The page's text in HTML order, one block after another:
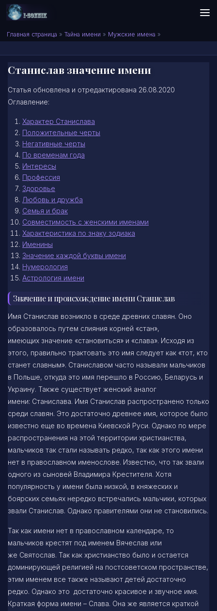
Skip to content
Сонник I-SONNIK.COM
Главная страница » Тайна имени » Мужские имена »
Станислав значение имени
Статья обновлена и отредактирована 26.08.2020
Оглавление:
Характер Станислава
Положительные черты
Негативные черты
По временам года
Интересы
Профессия
Здоровье
Любовь и дружба
Семья и брак
Совместимость с женскими именами
Характеристика по знаку зодиака
Именины
Значение каждой буквы имени
Нумерология
Астрология имени
Значение и происхождение имени Станислав
Имя Станислав возникло в среде древних славян. Оно
образовалось путем слияния корней «стан»,
имеющих значение «становиться» и «слава». Исходя из
этого, правильно трактовать это имя следует как «тот, кто
станет славным». Станиславом часто называли мальчиков
в Польше, откуда это имя перешло в Россию, Беларусь и
Украину. Также существует женский аналог
имени: Станислава. Имя Станислав распространено только
среди славян. Это достаточно древнее имя, которое было
известно еще во времена Киевской Руси. Однако по мере
распространения на этой территории христианства,
мальчиков так стали называть редко, так как этого имени
нет в православном именослове. Известно, что так звали
одного из сыновей Владимира Крестителя. Хотя
популярность у имени была низкой, в княжеских и
боярских семьях нередко встречались мальчики, которых
звали Станислав. Однако правителями они не становились.
Так как имени нет в православном календаре, то
мальчиков крестят под именем Вячеслав или
же Святослав. Так как христианство было и остается
доминирующей религией на постсоветском пространстве,
этим именем все также называют детей достаточно
редко. Однако это достаточно красивое и звучное имя.
Краткая форма имени – Слава. Она же является краткой